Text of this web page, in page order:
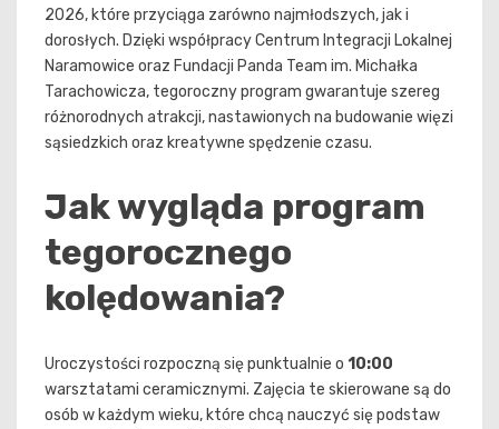
2026, które przyciąga zarówno najmłodszych, jak i
dorosłych. Dzięki współpracy Centrum Integracji Lokalnej
Naramowice oraz Fundacji Panda Team im. Michałka
Tarachowicza, tegoroczny program gwarantuje szereg
różnorodnych atrakcji, nastawionych na budowanie więzi
sąsiedzkich oraz kreatywne spędzenie czasu.
Jak wygląda program
tegorocznego
kolędowania?
Uroczystości rozpoczną się punktualnie o 10:00
warsztatami ceramicznymi. Zajęcia te skierowane są do
osób w każdym wieku, które chcą nauczyć się podstaw